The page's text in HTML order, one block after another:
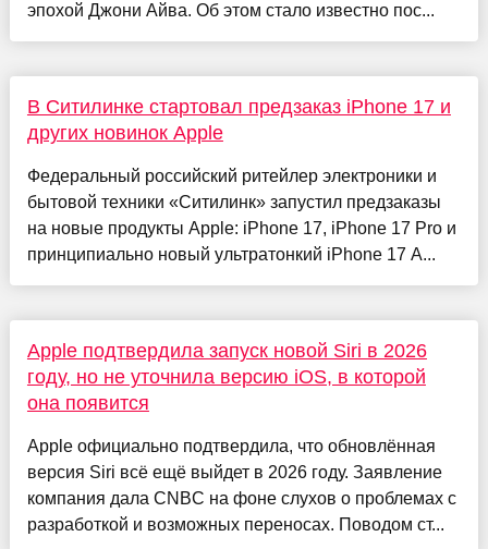
эпохой Джони Айва. Об этом стало известно пос...
В Ситилинке стартовал предзаказ iPhone 17 и
других новинок Apple
Федеральный российский ритейлер электроники и
бытовой техники «Ситилинк» запустил предзаказы
на новые продукты Apple: iPhone 17, iPhone 17 Pro и
принципиально новый ультратонкий iPhone 17 A...
Apple подтвердила запуск новой Siri в 2026
году, но не уточнила версию iOS, в которой
она появится
Apple официально подтвердила, что обновлённая
версия Siri всё ещё выйдет в 2026 году. Заявление
компания дала CNBC на фоне слухов о проблемах с
разработкой и возможных переносах. Поводом ст...